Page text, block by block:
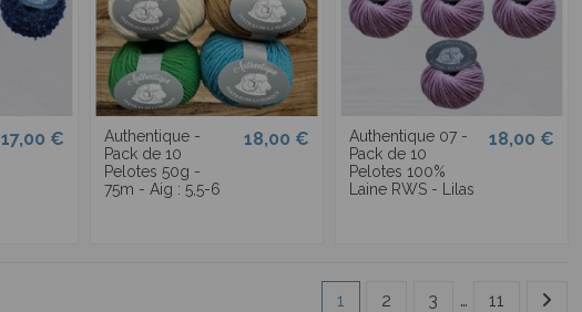
17,00 €
Authentique -
Pack de 10
Pelotes 50g -
75m - Aig : 5,5-6
18,00 €
Authentique 07 -
Pack de 10
Pelotes 100%
Laine RWS - Lilas
18,00 €
1 2 3 … 11